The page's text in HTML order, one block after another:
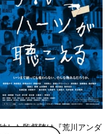
した監督陣は『荒川アンダ